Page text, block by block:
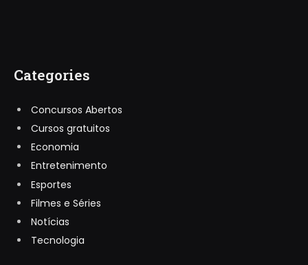
Categories
Concursos Abertos
Cursos gratuitos
Economia
Entretenimento
Esportes
Filmes e Séries
Notícias
Tecnologia